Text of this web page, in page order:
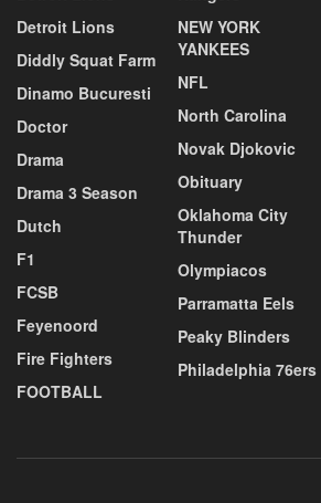
Detroit Lions
Diddly Squat Farm
Dinamo Bucuresti
Doctor
Drama
Drama 3 Season
Dutch
F1
FCSB
Feyenoord
Fire Fighters
FOOTBALL
NEW YORK
YANKEES
NFL
North Carolina
Novak Djokovic
Obituary
Oklahoma City
Thunder
Olympiacos
Parramatta Eels
Peaky Blinders
Philadelphia 76ers